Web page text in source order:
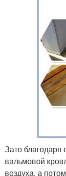
Зато
вальмовой
воздуха, а